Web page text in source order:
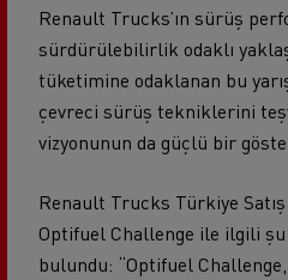
Renault Trucks’ın sürüş
sürdürülebilirlik odaklı
tüketimine odaklanan bu
çevreci sürüş tekniklerini
vizyonunun da güçlü bir
Renault Trucks Türkiye
Optifuel Challenge ile ilgili
bulundu: “Optifuel